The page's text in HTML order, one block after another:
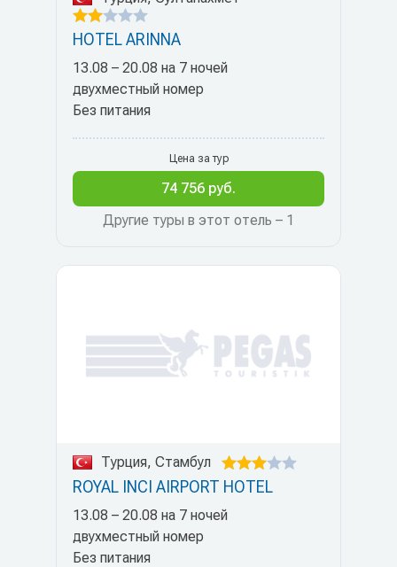
HOTEL ARINNA
13.08 – 20.08 на 7 ночей
двухместный номер
Без питания
Другие туры в этот отель – 1
Цена за тур
74 756 руб.
Турция, Стамбул
ROYAL INCI AIRPORT HOTEL
13.08 – 20.08 на 7 ночей
двухместный номер
Без питания